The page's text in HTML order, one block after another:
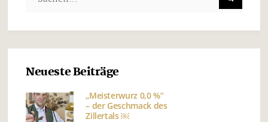
Neueste Beiträge
„Meisterwurz 0,0 %“
– der Geschmack des
Zillertals ￼